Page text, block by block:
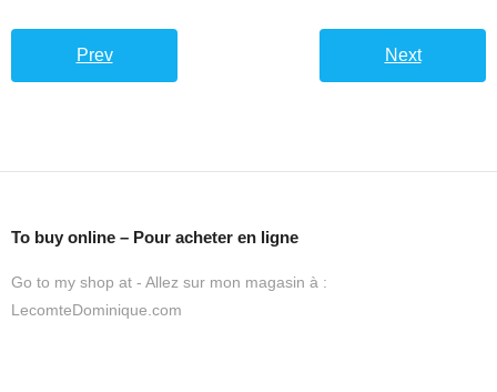
Prev Next
To buy online – Pour acheter en ligne
Go to my shop at - Allez sur mon magasin à :
LecomteDominique.com